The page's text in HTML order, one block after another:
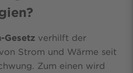
Gesetz verhilft der
Strom und Wärme seit
Zum einen wird